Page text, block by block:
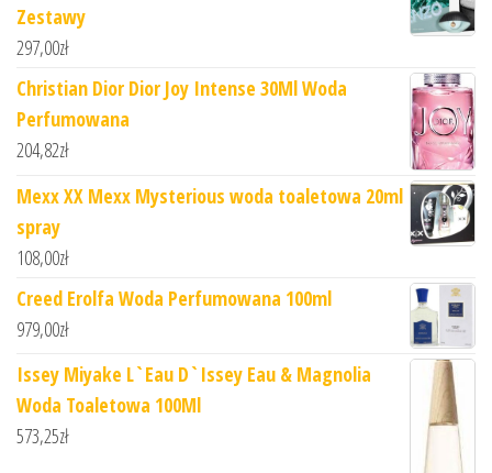
Zestawy
297,00zł
Christian Dior Dior Joy Intense 30Ml Woda
Perfumowana
204,82zł
Mexx XX Mexx Mysterious woda toaletowa 20ml
spray
108,00zł
Creed Erolfa Woda Perfumowana 100ml
979,00zł
Issey Miyake L`Eau D`Issey Eau & Magnolia
Woda Toaletowa 100Ml
573,25zł